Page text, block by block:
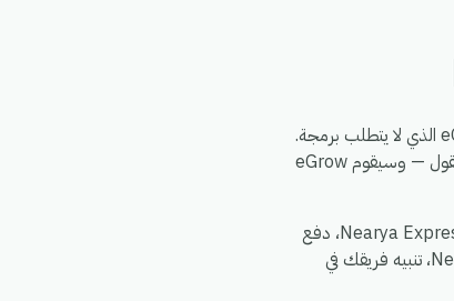
من خلال محرك أتمتة eGrow الذي لا يتطلب برمجة.
يمكنك بناء سير العمل مرة واحدة — اختر مشغلاً من DirDyalk، وحدد إجراءً في Nearya Express، وقم بتعيين الحقول — وسيقوم eGrow
الأمور الشائعة التي تقوم الفرق بأتمتتها بين DirDyalk و Nearya Express: مزامنة سجلات DirDyalk الجديدة إلى Nearya Express، دفع
تحديثات Nearya Express إلى DirDyalk، توزيع حدث واحد في DirDyalk إلى إجراءات متعددة عبر Nearya Express، تنبيه فريقك في